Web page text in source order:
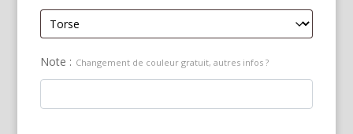
Note : Changement de couleur gratuit, autres infos ?